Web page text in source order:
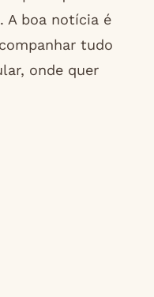
A boa notícia é
tudo
onde quer